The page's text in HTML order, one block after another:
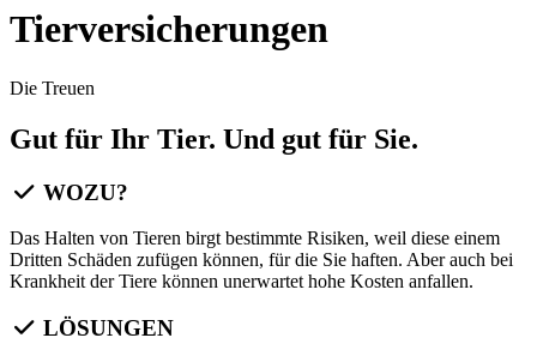
Tierversicherungen
Die Treuen
Gut für Ihr Tier. Und gut für Sie.
WOZU?
Das Halten von Tieren birgt bestimmte Risiken, weil diese einem
Dritten Schäden zufügen können, für die Sie haften. Aber auch bei
Krankheit der Tiere können unerwartet hohe Kosten anfallen.
LÖSUNGEN